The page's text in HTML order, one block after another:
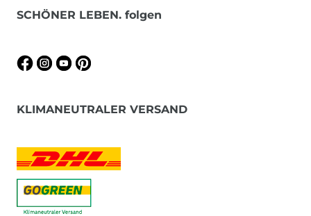
SCHÖNER LEBEN. folgen
KLIMANEUTRALER VERSAND